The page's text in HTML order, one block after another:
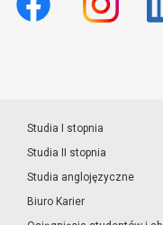
Studia I stopnia
Studia II stopnia
Studia anglojęzyczne
Biuro Karier